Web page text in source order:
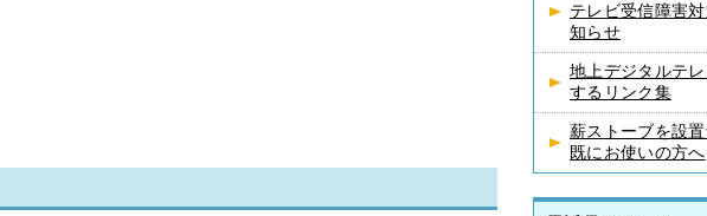
テレビ受信障害
知らせ
地上デジタルテ
するリンク集
薪ストーブを設置
既にお使いの方へ